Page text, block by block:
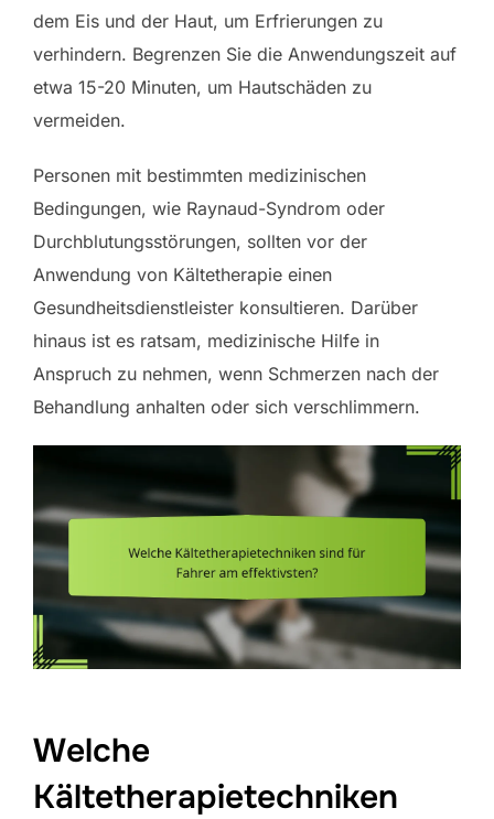
dem Eis und der Haut, um Erfrierungen zu
verhindern. Begrenzen Sie die Anwendungszeit auf
etwa 15-20 Minuten, um Hautschäden zu
vermeiden.
Personen mit bestimmten medizinischen
Bedingungen, wie Raynaud-Syndrom oder
Durchblutungsstörungen, sollten vor der
Anwendung von Kältetherapie einen
Gesundheitsdienstleister konsultieren. Darüber
hinaus ist es ratsam, medizinische Hilfe in
Anspruch zu nehmen, wenn Schmerzen nach der
Behandlung anhalten oder sich verschlimmern.
Welche
Kältetherapietechniken